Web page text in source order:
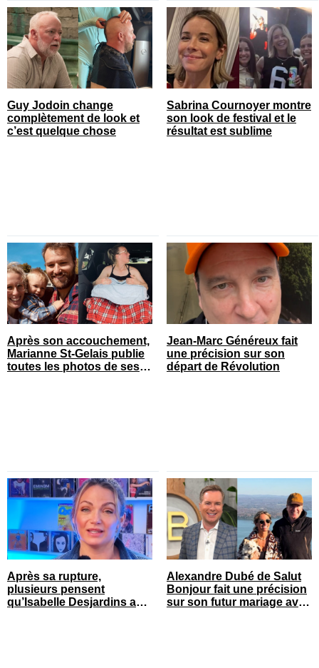
Guy Jodoin change
complètement de look et
c’est quelque chose
Sabrina Cournoyer montre
son look de festival et le
résultat est sublime
Après son accouchement,
Marianne St-Gelais publie
toutes les photos de ses
Jean-Marc Généreux fait
une précision sur son
départ de Révolution
Après sa rupture,
plusieurs pensent
qu’Isabelle Desjardins a
Alexandre Dubé de Salut
Bonjour fait une précision
sur son futur mariage avec